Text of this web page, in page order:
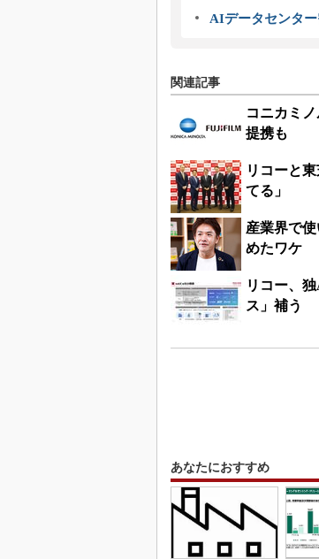
AIデータセンタ
関連記事
コニカミ
提携も
リコーと
てる」
産業界で
めたワケ
リコー、
ス」補う
あなたにおすすめ